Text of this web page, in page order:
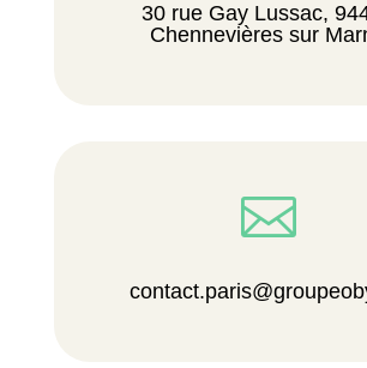
30 rue Gay Lussac,
Chennevières sur
